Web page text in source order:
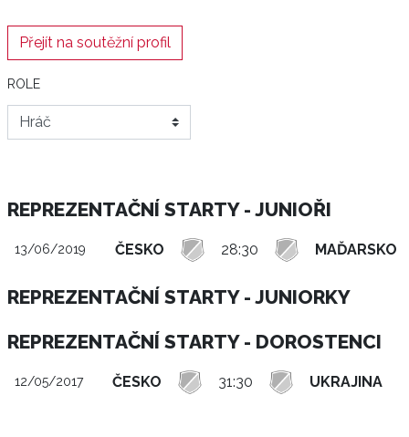
Přejít na soutěžní profil
ROLE
REPREZENTAČNÍ STARTY - JUNIOŘI
13/06/2019 ČESKO 28:30 MAĎARSKO
REPREZENTAČNÍ STARTY - JUNIORKY
REPREZENTAČNÍ STARTY - DOROSTENCI
12/05/2017 ČESKO 31:30 UKRAJINA